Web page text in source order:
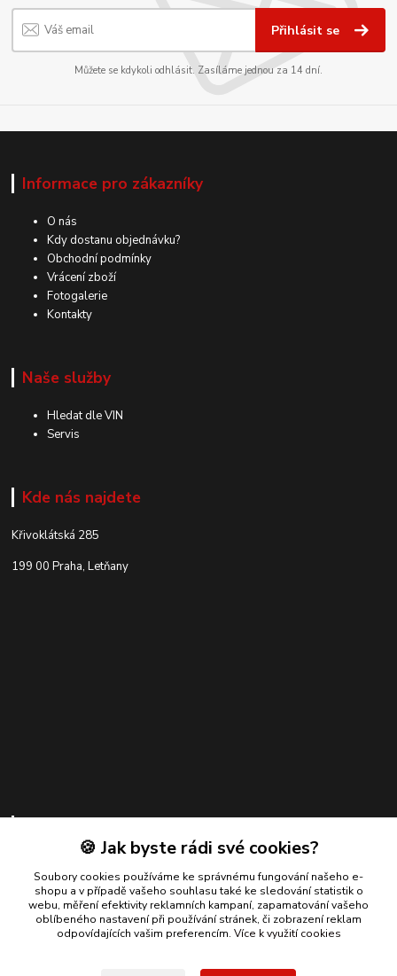
Přihlásit se
Můžete se kdykoli odhlásit. Zasíláme jednou za 14 dní.
Informace pro zákazníky
O nás
Kdy dostanu objednávku?
Obchodní podmínky
Vrácení zboží
Fotogalerie
Kontakty
Naše služby
Hledat dle VIN
Servis
Kde nás najdete
Křivoklátská 285
199 00 Praha, Letňany
Kontakty
+420 739 924 550
(Po-Pá, 8-17 hod.)
info@bmautodily.cz
🍪 Jak byste rádi své cookies?
Soubory cookies používáme ke správnému fungování našeho e-
shopu a v případě vašeho souhlasu také ke sledování statistik o
webu, měření efektivity reklamních kampaní, zapamatování vašeho
oblíbeného nastavení při používání stránek, či zobrazení reklam
odpovídajících vašim preferencím. Více k využití cookies